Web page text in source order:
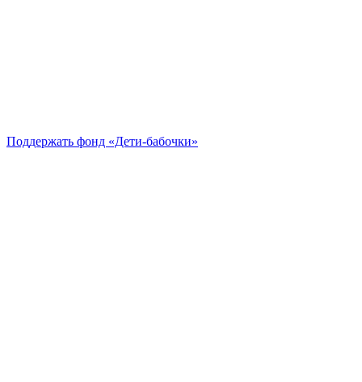
Поддержать фонд «Дети-бабочки»